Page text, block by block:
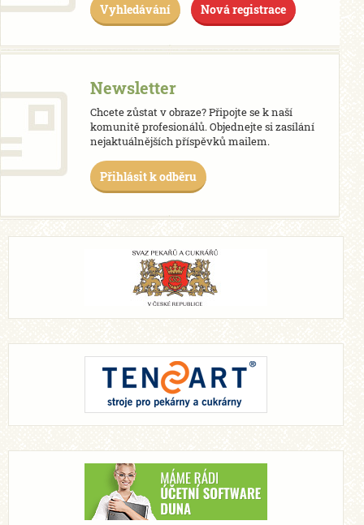
Vyhledávání Nová registrace
Newsletter
Chcete zůstat v obraze? Připojte se k naší
komunitě profesionálů. Objednejte si zasílání
nejaktuálnějších příspěvků mailem.
Přihlásit k odběru